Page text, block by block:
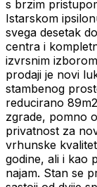
s brzim
Istarskom
svega desetak
centra i
izvrsnim
prodaji je novi
stambenog
reducirano
zgrade, pomno
privatnost za
vrhunske
godine, ali i kao
najam. Stan se